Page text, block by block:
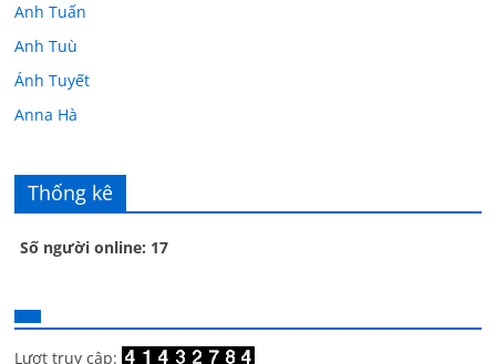
Anh Tuấn
Anh Tuù
Ánh Tuyết
Anna Hà
Âu Tú Vân
Bác sĩ Hoa
Bác sĩ Stephen Mak
Bác Đạt
Bạch Cúc
Thống kê
Số người online: 17
Lượt truy cập: